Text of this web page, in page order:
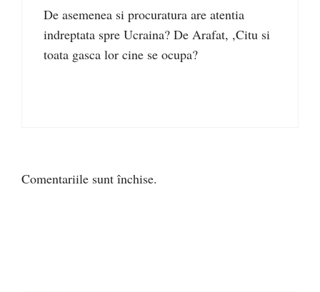
De asemenea si procuratura are atentia
indreptata spre Ucraina? De Arafat, ,Citu si
toata gasca lor cine se ocupa?
Comentariile sunt închise.